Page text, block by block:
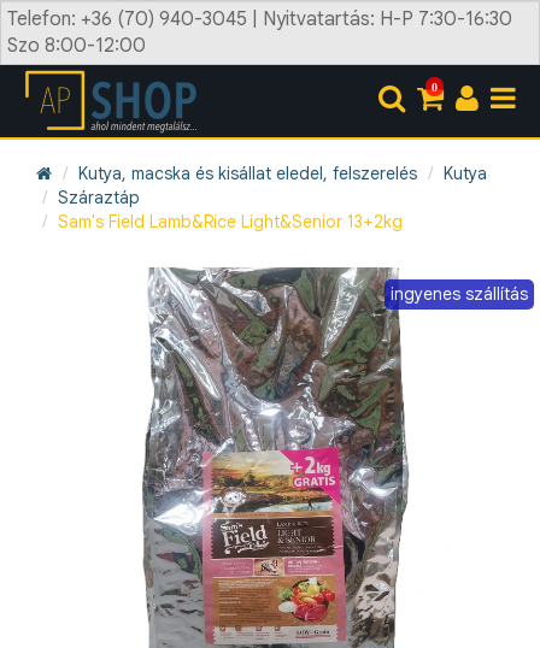
Telefon: +36 (70) 940-3045 | Nyitvatartás: H-P 7:30-16:30
Szo 8:00-12:00
0
Kutya, macska és kisállat eledel, felszerelés
Kutya
Száraztáp
Sam's Field Lamb&Rice Light&Senior 13+2kg
ingyenes szállítás